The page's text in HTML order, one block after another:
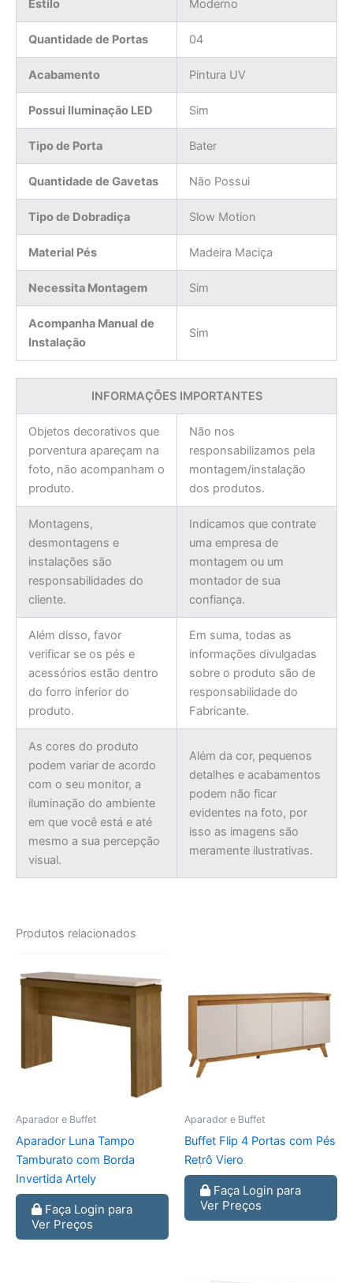
Estilo Moderno
Quantidade de Portas 04
Acabamento Pintura UV
Possui Iluminação LED Sim
Tipo de Porta Bater
Quantidade de Gavetas Não Possui
Tipo de Dobradiça Slow Motion
Material Pés Madeira Maciça
Necessita Montagem Sim
Acompanha Manual de
Instalação
Sim
INFORMAÇÕES IMPORTANTES
Objetos decorativos que
porventura apareçam na
foto, não acompanham o
produto.
Não nos
responsabilizamos pela
montagem/instalação
dos produtos.
Montagens,
desmontagens e
instalações são
responsabilidades do
cliente.
Indicamos que contrate
uma empresa de
montagem ou um
montador de sua
confiança.
Além disso, favor
verificar se os pés e
acessórios estão dentro
do forro inferior do
produto.
Em suma, todas as
informações divulgadas
sobre o produto são de
responsabilidade do
Fabricante.
As cores do produto
podem variar de acordo
com o seu monitor, a
iluminação do ambiente
em que você está e até
mesmo a sua percepção
visual.
Além da cor, pequenos
detalhes e acabamentos
podem não ficar
evidentes na foto, por
isso as imagens são
meramente ilustrativas.
Produtos relacionados
Aparador e Buffet
Aparador Luna Tampo
Tamburato com Borda
Invertida Artely
Faça Login para
Ver Preços
Aparador e Buffet
Buffet Flip 4 Portas com Pés
Retrô Viero
Faça Login para
Ver Preços